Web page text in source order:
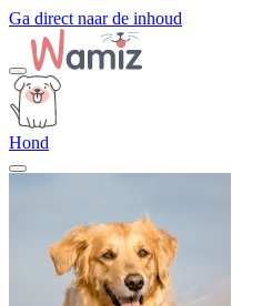
Ga direct naar de inhoud
Hond